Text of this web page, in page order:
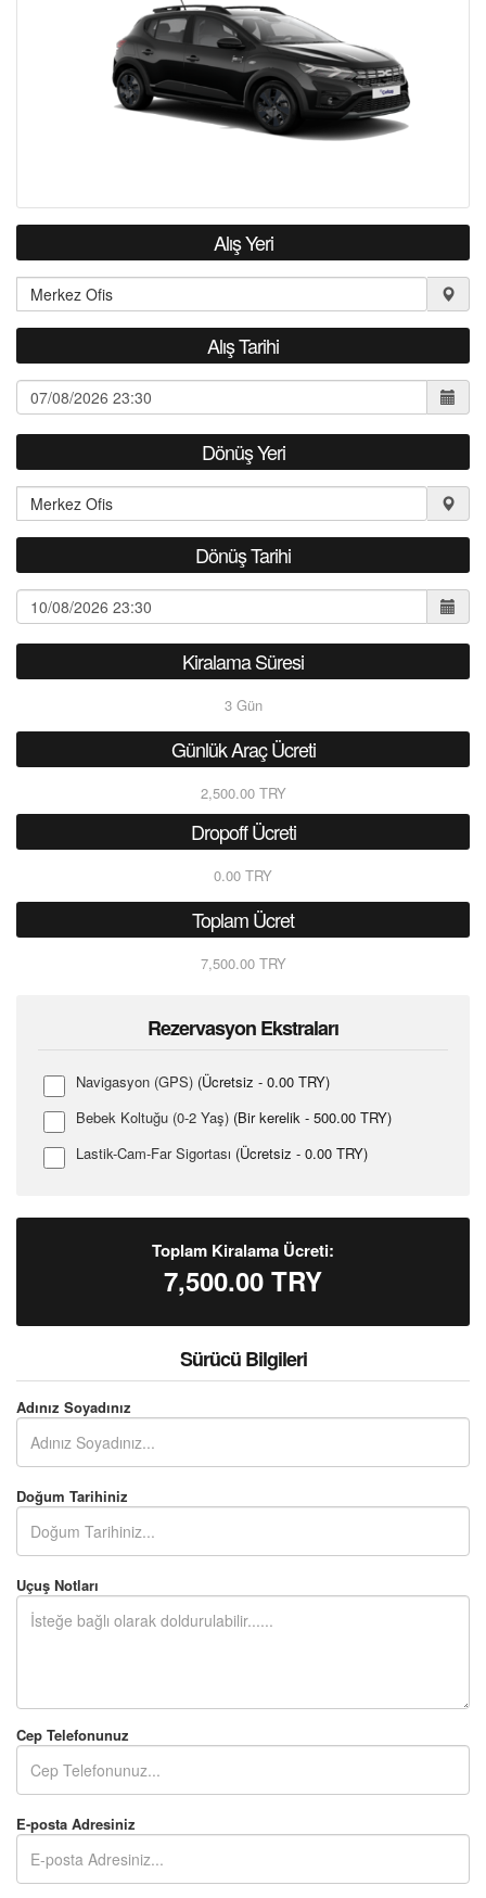
S.S.S.
İLETİŞİM
Alış Yeri
Alış Tarihi
Dönüş Yeri
Dönüş Tarihi
Kiralama Süresi
3Gün
Günlük Araç Ücreti
2,500.00 TRY
Dropoff Ücreti
0.00 TRY
Toplam Ücret
7,500.00 TRY
Rezervasyon Ekstraları
Navigasyon (GPS) (Ücretsiz - 0.00 TRY)
Bebek Koltuğu (0-2 Yaş) (Bir kerelik - 500.00 TRY)
Lastik-Cam-Far Sigortası (Ücretsiz - 0.00 TRY)
Toplam Kiralama Ücreti:
7,500.00 TRY
Sürücü Bilgileri
Adınız Soyadınız
Doğum Tarihiniz
Uçuş Notları
Cep Telefonunuz
E-posta Adresiniz